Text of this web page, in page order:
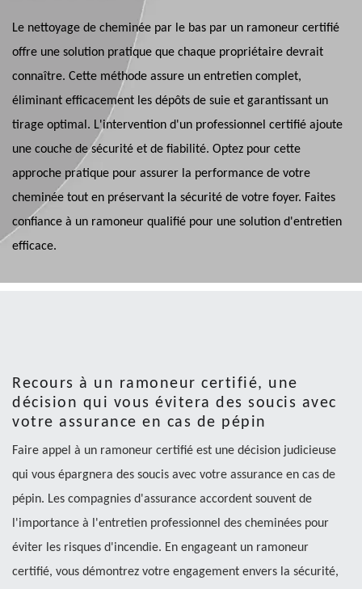
Le nettoyage de cheminée par le bas par un ramoneur certifié
offre une solution pratique que chaque propriétaire devrait
connaître. Cette méthode assure un entretien complet,
éliminant efficacement les dépôts de suie et garantissant un
tirage optimal. L'intervention d'un professionnel certifié ajoute
une couche de sécurité et de fiabilité. Optez pour cette
approche pratique pour assurer la performance de votre
cheminée tout en préservant la sécurité de votre foyer. Faites
confiance à un ramoneur qualifié pour une solution d'entretien
efficace.
Recours à un ramoneur certifié, une
décision qui vous évitera des soucis avec
votre assurance en cas de pépin
Faire appel à un ramoneur certifié est une décision judicieuse
qui vous épargnera des soucis avec votre assurance en cas de
pépin. Les compagnies d'assurance accordent souvent de
l'importance à l'entretien professionnel des cheminées pour
éviter les risques d'incendie. En engageant un ramoneur
certifié, vous démontrez votre engagement envers la sécurité,